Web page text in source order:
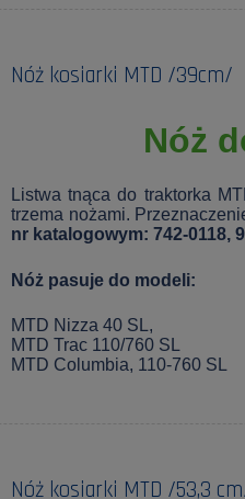
Nóż kosiarki MTD /39cm/
Nóż
Listwa tnąca do traktorka
trzema nożami.
nr katalogowym: 742-0118,
Nóż pasuje do modeli:
MTD Nizza 40 SL,
MTD Trac 110/760 SL
MTD Columbia, 110-760 SL
Nóż kosiarki MTD /53,3